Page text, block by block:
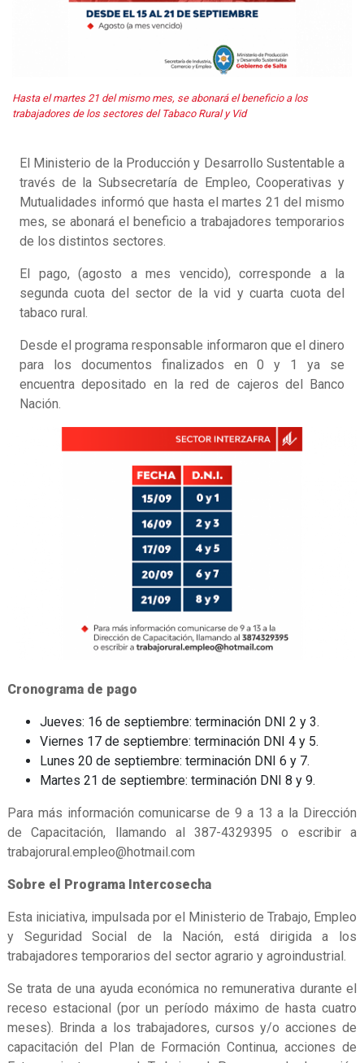
Hasta el martes 21 del mismo mes, se abonará el beneficio a los
trabajadores de los sectores del Tabaco Rural y Vid
El Ministerio de la Producción y Desarrollo Sustentable a
través de la Subsecretaría de Empleo, Cooperativas y
Mutualidades informó que hasta el martes 21 del mismo
mes, se abonará el beneficio a trabajadores temporarios
de los distintos sectores.
El pago, (agosto a mes vencido), corresponde a la
segunda cuota del sector de la vid y cuarta cuota del
tabaco rural.
Desde el programa responsable informaron que el dinero
para los documentos finalizados en 0 y 1 ya se
encuentra depositado en la red de cajeros del Banco
Nación.
Cronograma de pago
Jueves: 16 de septiembre: terminación DNI 2 y 3.
Viernes 17 de septiembre: terminación DNI 4 y 5.
Lunes 20 de septiembre: terminación DNI 6 y 7.
Martes 21 de septiembre: terminación DNI 8 y 9.
Para más información comunicarse de 9 a 13 a la Dirección
de Capacitación, llamando al 387-4329395 o escribir a
trabajorural.empleo@hotmail.com
Sobre el Programa Intercosecha
Esta iniciativa, impulsada por el Ministerio de Trabajo, Empleo
y Seguridad Social de la Nación, está dirigida a los
trabajadores temporarios del sector agrario y agroindustrial.
Se trata de una ayuda económica no remunerativa durante el
receso estacional (por un período máximo de hasta cuatro
meses). Brinda a los trabajadores, cursos y/o acciones de
capacitación del Plan de Formación Continua, acciones de